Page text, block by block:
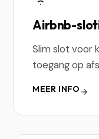
Airbnb-
Slim slot voor
toegang op
MEER INFO